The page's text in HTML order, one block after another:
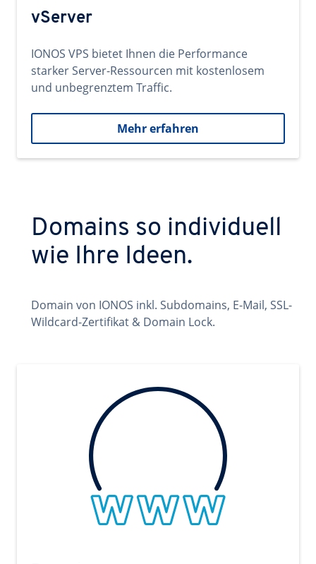
vServer
IONOS VPS bietet Ihnen die Performance
starker Server-Ressourcen mit kostenlosem
und unbegrenztem Traffic.
Mehr erfahren
Domains so individuell
wie Ihre Ideen.
Domain von IONOS inkl. Subdomains, E-Mail, SSL-
Wildcard-Zertifikat & Domain Lock.